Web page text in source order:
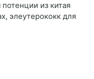
из китая
элеутерококк для